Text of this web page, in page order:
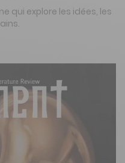
qui explore les idées, les